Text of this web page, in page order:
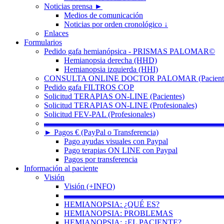
Noticias prensa ►
Medios de comunicación
Noticias por orden cronológico ↓
Enlaces
Formularios
Pedido gafa hemianópsica - PRISMAS PALOMAR©
Hemianopsia derecha (HHD)
Hemianopsia izquierda (HHI)
CONSULTA ONLINE DOCTOR PALOMAR
Pedido gafa FILTROS COP
Solicitud TERAPIAS ON-LINE (Pacientes)
Solicitud TERAPIAS ON-LINE (Profesionales)
Solicitud FEV-PAL (Profesionales)
► Pagos € (PayPal o Transferencia)
Pago ayudas visuales con Paypal
Pago terapias ON LINE con Paypal
Pagos por transferencia
Información al paciente
Visión
Visión (+INFO)
HEMIANOPSIA: ¿QUÉ ES?
HEMIANOPSIA: PROBLEMAS
HEMIANOPSIA: ¿EL PACIENTE?